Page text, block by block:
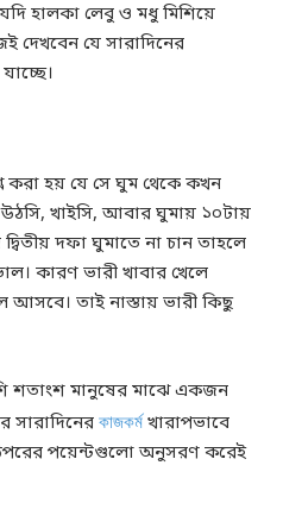
হালকা লেবু ও মধু মিশিয়ে
দেখবেন যে সারাদিনের
করা হয় যে সে ঘুম থেকে কখন
খাইসি, আবার ঘুমায় ১০টায়
দফা ঘুমাতে না চান তাহলে
কারণ ভারী খাবার খেলে
তাই নাস্তায় ভারী কিছু
শতাংশ মানুষের মাঝে একজন
কাজকর্মখারাপভাবে
পয়েন্টগুলো অনুসরণ করেই